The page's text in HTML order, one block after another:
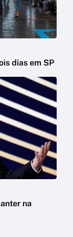
dias em SP
na